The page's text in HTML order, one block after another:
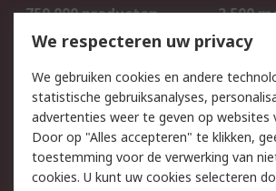
750.000 producten
2.500
Bestellen
Track & Trace
Wettelijk
Cookiebeleid
Email
We respecteren uw privacy
We gebruiken cookies en andere
statistische gebruiksanalyses,
advertenties weer te geven op websites
Door op "Alles accepteren" te klikken,
toestemming voor de verwerking van
cookies. U kunt uw cookies selecteren